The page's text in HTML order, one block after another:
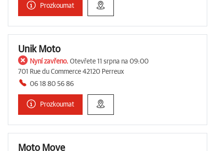
Prozkoumat
Unik Moto
Nyní zavřeno. Otevřete 11 srpna na 09:00
701 Rue du Commerce 42120 Perreux
06 18 80 56 86
Prozkoumat
Moto Move